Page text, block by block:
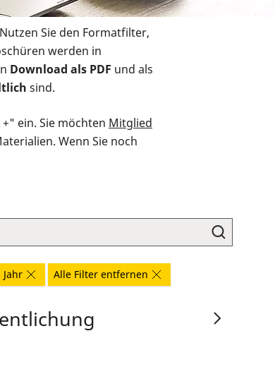
Sie den Formatfilter,
werden in
Download als PDF und als
sind.
ein. Sie möchten Mitglied
Wenn Sie noch
Alle Filter entfernen